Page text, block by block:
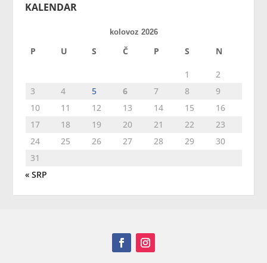
KALENDAR
kolovoz 2026
P U S Č P S N
1
2
3
4 5 6 7 8
9
10
11 12 13 14 15
16
17
18 19 20 21 22
23
24
25 26 27 28 29
30
31
« SRP